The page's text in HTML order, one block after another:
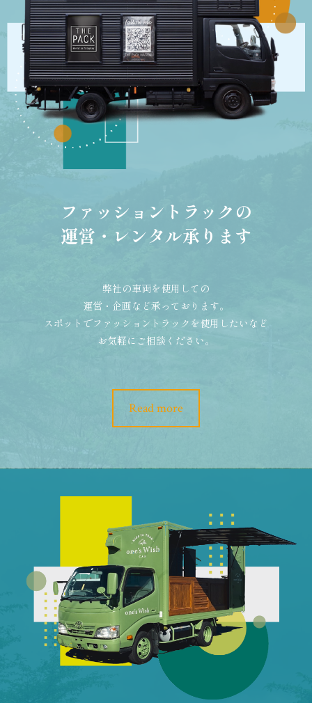
ファッショントラックの
運営・レンタル承ります
弊社の車両を使用しての
運営・企画など承っております。
スポットでファッショントラックを使用したいなど
お気軽にご相談ください。
Read more